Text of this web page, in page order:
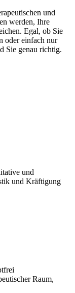
und
werden, Ihre
Egal, ob Sie
oder einfach nur
Sie genau richtig.
und
und Kräftigung
Raum,